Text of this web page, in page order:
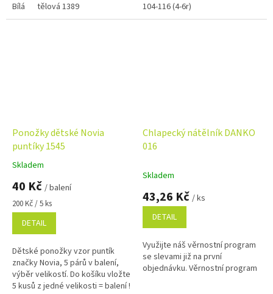
Bílá
tělová 1389
104-116 (4-6r)
Ponožky dětské Novia
puntíky 1545
Průměrné
hodnocení
produktu
je
5,0
5
hvězdiček.
Skladem
40 Kč / balení
Měrná
cena:
200 Kč / 5 ks
DETAIL
Dětské ponožky vzor puntík
značky Novia, 5 párů v balení,
výběr velikostí. Do košíku vložte
5 kusů z jedné velikosti = balení !
Chlapecký nátělník DANKO
016
Skladem
43,26 Kč / ks
DETAIL
Využijte náš věrnostní program
se slevami již na první
objednávku. Věrnostní program